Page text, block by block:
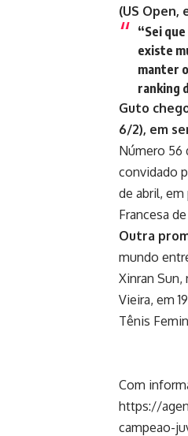
(US Open,
“Sei
existe
manter
ranking
Guto
6/2), em
Número 56
convidado
de abril, em
Francesa
Outra
mundo
Xinran Sun,
Vieira, em
Tênis
Com
https://
campeao-